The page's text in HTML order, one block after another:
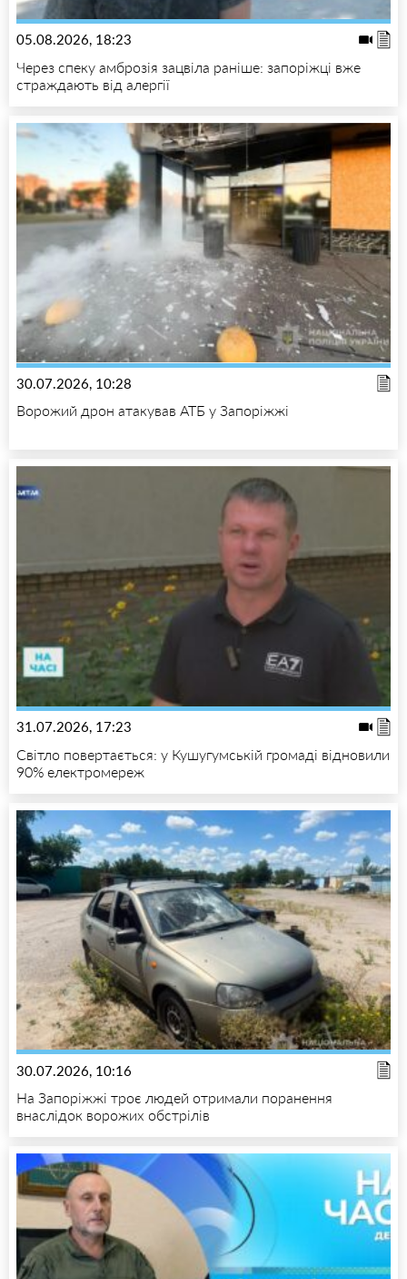
05.08.2026, 18:23
Через спеку амброзія зацвіла раніше: запоріжці вже
страждають від алергії
30.07.2026, 10:28
Ворожий дрон атакував АТБ у Запоріжжі
31.07.2026, 17:23
Світло повертається: у Кушугумській громаді відновили
90% електромереж
30.07.2026, 10:16
На Запоріжжі троє людей отримали поранення
внаслідок ворожих обстрілів